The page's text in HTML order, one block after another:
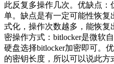
此反复多操作几次。优缺点
单。缺点是有一定可能性恢
式化，操作次数越多，能恢复
密操作方式：bitlocker是微软
硬盘选择bitlocker加密即可。
的密钥长度，所以可以说此